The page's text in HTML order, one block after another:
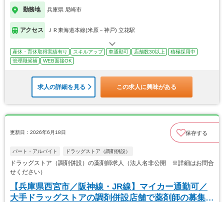
勤務地 兵庫県 尼崎市
アクセス ＪＲ東海道本線(米原－神戸) 立花駅
産休・育休取得実績有り スキルアップ 車通勤可 店舗数30以上
積極採用中
管理職候補
WEB面接OK
求人の詳細を見る この求人に興味がある
更新日：2026年6月18日 保存する
パート・アルバイト ドラッグストア（調剤併設）
ドラッグストア（調剤併設）の薬剤師求人（法人名非公開 ※詳細はお問合
せください）
【兵庫県西宮市／阪神線・JR線】マイカー通勤可／
大手ドラッグストアの調剤併設店舗で薬剤師の募集で